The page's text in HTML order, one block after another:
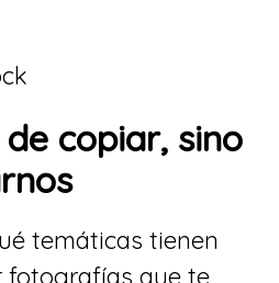
copiar, sino
temáticas tienen
fotografías que te